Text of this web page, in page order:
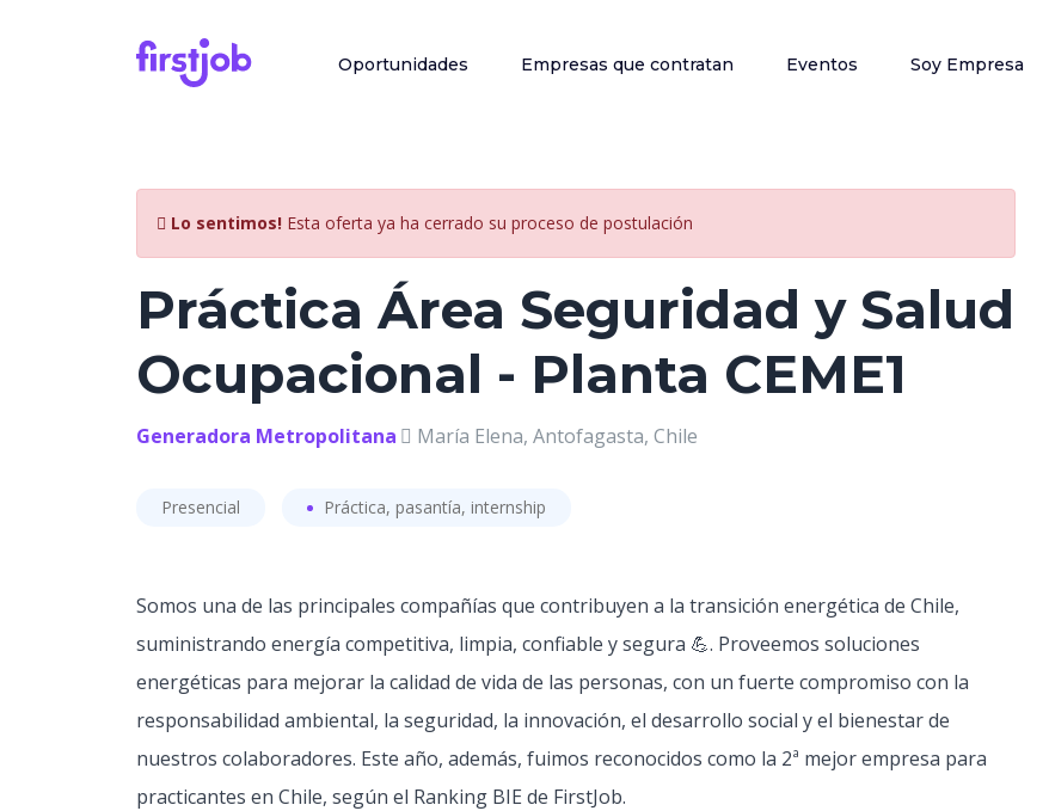
Oportunidades Empresas que contratan Eventos Soy Empresa
Lo sentimos! Esta oferta ya ha cerrado su proceso de postulación
Práctica Área Seguridad y Salud
Ocupacional - Planta CEME1
Generadora Metropolitana María Elena, Antofagasta, Chile
Presencial Práctica, pasantía, internship
Somos una de las principales compañías que contribuyen a la transición energética de Chile,
suministrando energía competitiva, limpia, confiable y segura 💪. Proveemos soluciones
energéticas para mejorar la calidad de vida de las personas, con un fuerte compromiso con la
responsabilidad ambiental, la seguridad, la innovación, el desarrollo social y el bienestar de
nuestros colaboradores. Este año, además, fuimos reconocidos como la 2ª mejor empresa para
practicantes en Chile, según el Ranking BIE de FirstJob.